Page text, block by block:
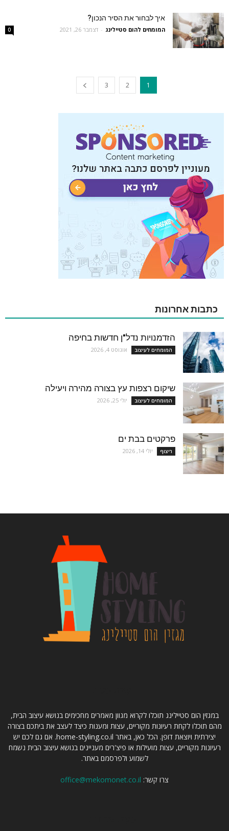
איך לבחור את הסיר הנכון?
המומחים להום סטיילינג - דצמבר 26, 2021 0
1
2
3
כתבות אחרונות
הזדמנויות נדל"ן חדשות בחיפה
המומחים לעיצוב אוגוסט 4, 2026
שיקום רצפות עץ בצורה מהירה ויעילה
המומחים לעיצוב יולי 25, 2026
פרקטים בבת ים
ריצוף יולי 14, 2026
במגזין הום סטיילינג תוכלו לקרוא מגוון מאמרים מחכימים בנושא עיצוב הבית,
מהם תוכלו לקחת רעיונות מקוריים, עצות ומענות כיצד לעצב את ביתכם בצורה
יצירתית ויוצאת דופן. הכל כאן, באתר home-styling.co.il. אם גם לכם יש
רעיונות מקוריים, עצות מועילות או פיצ'רים מעניינים בנושא עיצוב הבית נשמח
לשמוע ולפרסמם באתר.
צרו קשר: office@mekomonet.co.il